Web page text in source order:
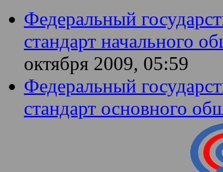
Федеральный
стандарт начального
октября 2009, 05:59
Федеральный
стандарт основного